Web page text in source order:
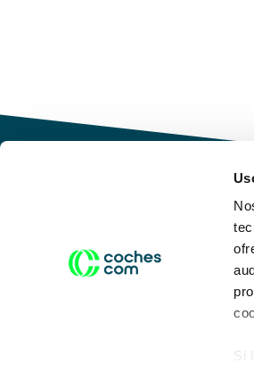
Si
Conduce tu futuro,
desata tu movilidad